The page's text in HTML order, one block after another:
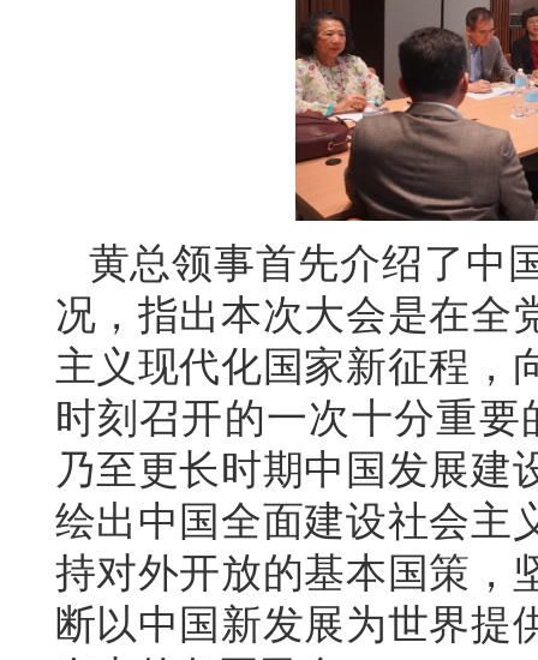
黄总领事首先介绍了中
况，指出本次大会是在全
主义现代化国家新征程，
时刻召开的一次十分重
乃至更长时期中国发展建
绘出中国全面建设社会主
持对外开放的基本国策，
断以中国新发展为世界提